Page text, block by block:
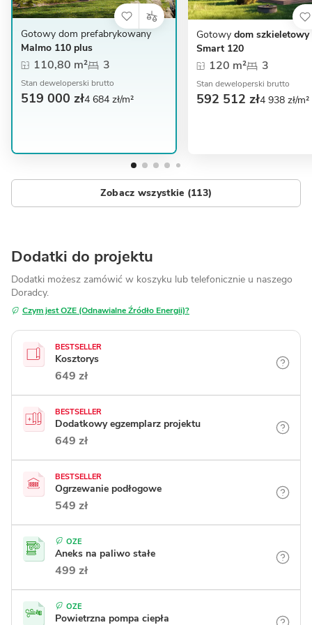
Gotowy dom prefabrykowany
Malmo 110 plus
110,80 m² 3
Stan deweloperski brutto
519 000 zł4 684 zł/m²
Gotowy dom szkieletowy
Smart 120
120 m² 3
Stan deweloperski brutto
592 512 zł4 938 zł/m²
Zobacz wszystkie (113)
Dodatki do projektu
Dodatki możesz zamówić w koszyku lub telefonicznie u naszego
Doradcy.
Czym jest OZE (Odnawialne Źródło Energii)?
BESTSELLER
Kosztorys
649 zł
BESTSELLER
Dodatkowy egzemplarz projektu
649 zł
BESTSELLER
Ogrzewanie podłogowe
549 zł
OZE
Aneks na paliwo stałe
499 zł
OZE
Powietrzna pompa ciepła